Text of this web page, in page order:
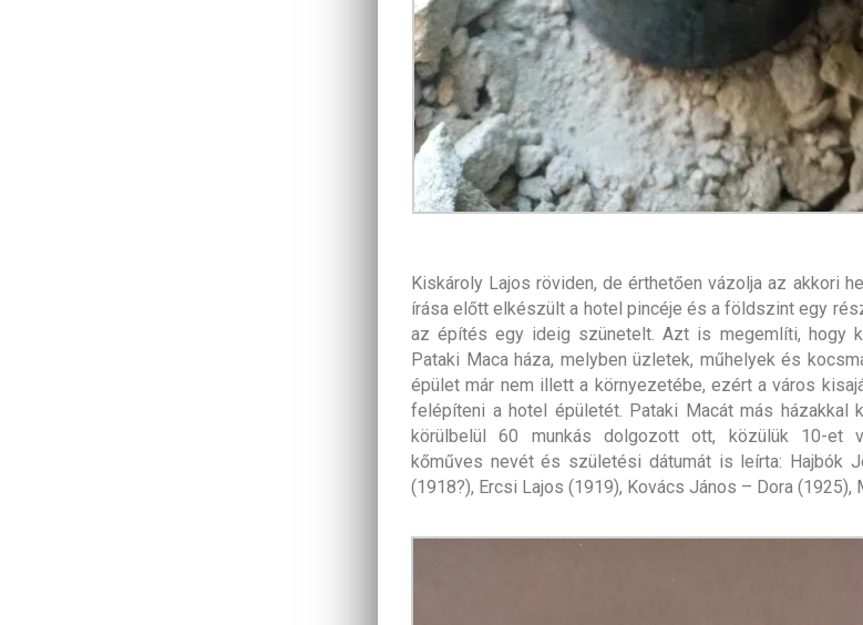
Kiskároly Lajos röviden, de érthetően vázolja az akkori
írása előtt elkészült a hotel pincéje és a földszint egy
az építés egy ideig szünetelt. Azt is megemlíti, hogy
Pataki Maca háza, melyben üzletek, műhelyek és
épület már nem illett a környezetébe, ezért a város
felépíteni a hotel épületét. Pataki Macát más házakkal
körülbelül 60 munkás dolgozott ott, közülük 10-et
kőműves nevét és születési dátumát is leírta: Hajbók
(1918?), Ercsi Lajos (1919), Kovács János – Dora (1925),